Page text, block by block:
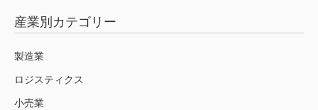
産業別カテゴリー
製造業
ロジスティクス
小売業